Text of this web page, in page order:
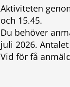
Aktiviteten
och 15.45.
Du behöver
juli 2026.
Vid för få